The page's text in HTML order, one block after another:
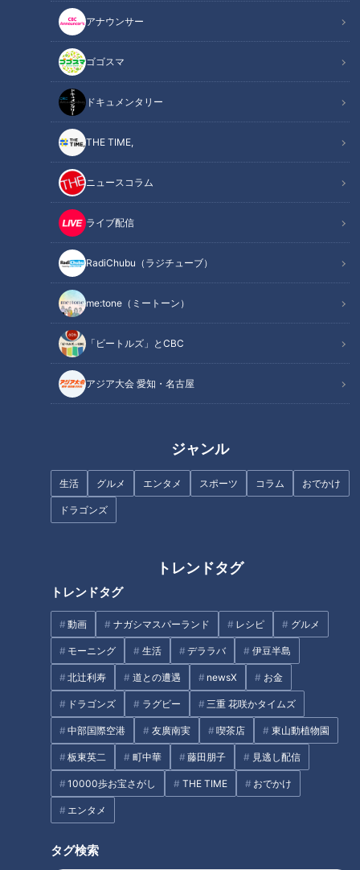
アナウンサー
ゴゴスマ
ドキュメンタリー
THE TIME,
ニュースコラム
ライブ配信
RadiChubu（ラジチューブ）
me:tone（ミートーン）
「ビートルズ」とCBC
アジア大会 愛知・名古屋
ジャンル
生活 グルメ エンタメ スポーツ コラム おでかけ
ドラゴンズ
トレンドタグ
トレンドタグ
動画 ナガシマスパーランド レシピ グルメ
モーニング 生活 デララバ 伊豆半島
北辻利寿 道との遭遇 newsX お金
ドラゴンズ ラグビー 三重 花咲かタイムズ
中部国際空港 友廣南実 喫茶店 東山動植物園
板東英二 町中華 藤田朋子 見逃し配信
10000歩お宝さがし THE TIME おでかけ
エンタメ
タグ検索
この記事の画像を見る
この記事を見たあなたへのおすすめ
【リアルな高校生活】自ら育て
た豚を食べる…『命』学ぶ生徒
たちが語る“いただきます”の深
未来のエンタメ業界を担う！？
高校の『芸能コース』で学ぶ生
徒たちをパンサー向井が直撃！
「自転車に乗れない」「逆上が
りができない」ちびっ子たちの
お悩み解決！体操教室の講師に
1年生は85歳 夜間中学は｢なく
てはならない存在｣ 不登校･外国
障害があっても“みんなと一緒
タチに
ドキュメンタリー WEB限定
オススメ関連コンテンツ
もも親ものびのび過ごせる“保育